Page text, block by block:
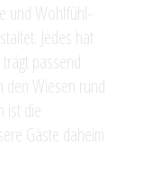
und Wohlfühl-
Jedes hat
passend
den Wiesen rund
ist die
Gäste daheim